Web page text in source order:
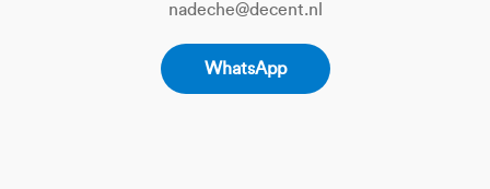
nadeche@decent.nl
WhatsApp